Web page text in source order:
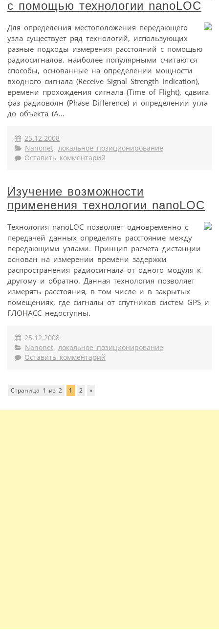
с помощью технологии nanoLOC
Для определения местоположения передающего
узла существует ряд технологий, использующих
разные подходы измерения расстояний с помощью
радиосигналов. наиболее популярными считаются
способы, основанные на определении мощности
входного сигнала (Receive Signal Strength Indication),
времени прохождения сигнала (Time of Flight), сдвига
фаз радиоволн (Phase Difference) и определении угла
до объекта (A...
25.12.2008
Nanonet, локальное позиционирование
Оставить комментарий
Изучение возможности
применения технологии nanoLOC
Технология nanoLOC позволяет одновременно с
передачей данных определять расстояние между
передающими узлами. Принцип расчета дистанции
основан на измерении времени задержки
распространения радиосигнала от одного модуля к
другому и обратно. Данная технология позволяет
измерять расстояния, в том числе и в закрытых
помещениях, где сигналы от спутников систем GPS и
ГЛОНАСС недоступны.
25.12.2008
Nanonet, локальное позиционирование
Оставить комментарий
Страница 1 из 2 1 2 »